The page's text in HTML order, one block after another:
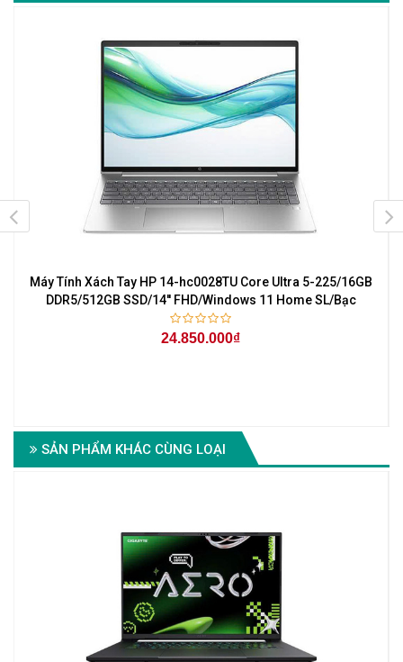
Máy Tính Xách Tay HP 14-hc0028TU Core Ultra 5-225/16GB
DDR5/512GB SSD/14'' FHD/Windows 11 Home SL/Bạc
24.850.000₫
SẢN PHẨM KHÁC CÙNG LOẠI